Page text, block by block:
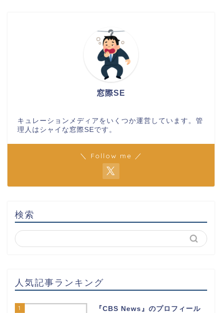
窓際SE
キュレーションメディアをいくつか運営しています。管
理人はシャイな窓際SEです。
＼ Follow me ／
検索
人気記事ランキング
1
『CBS News』のプロフィール